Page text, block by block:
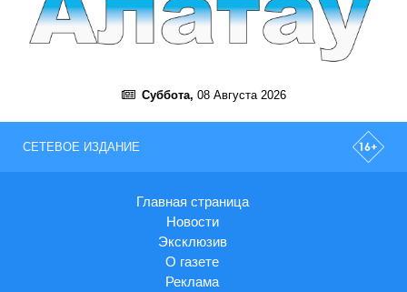
Суббота, 08 Августа 2026
СЕТЕВОЕ ИЗДАНИЕ
Главная страница
Новости
Эксклюзив
О газете
Реклама